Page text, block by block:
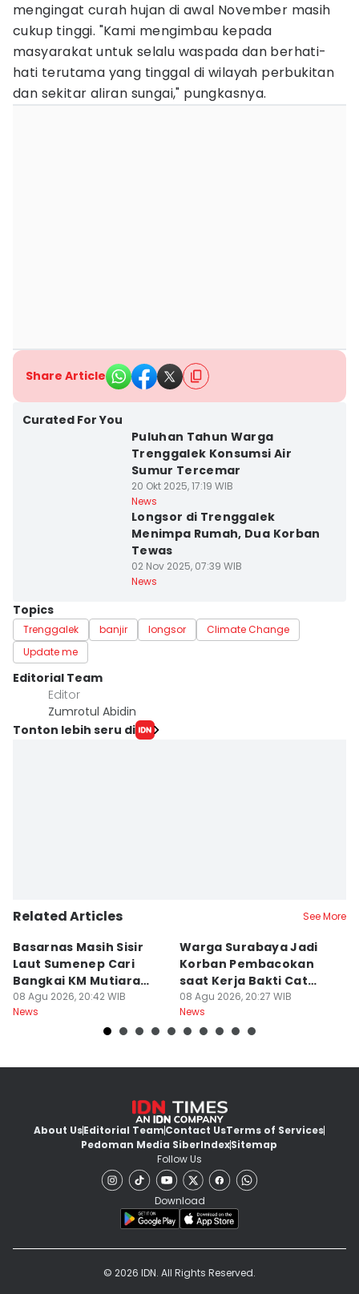
mengingat curah hujan di awal November masih
cukup tinggi. "Kami mengimbau kepada
masyarakat untuk selalu waspada dan berhati-
hati terutama yang tinggal di wilayah perbukitan
dan sekitar aliran sungai," pungkasnya.
Share Article
Curated For You
Puluhan Tahun Warga
Trenggalek Konsumsi Air
Sumur Tercemar
20 Okt 2025, 17:19 WIB
News
Longsor di Trenggalek
Menimpa Rumah, Dua Korban
Tewas
02 Nov 2025, 07:39 WIB
News
Topics
Trenggalek banjir longsor
Climate Change
Update me
Editorial Team
Editor
Zumrotul Abidin
Tonton lebih seru di
Related Articles See More
Basarnas Masih Sisir
Laut Sumenep Cari
Bangkai KM Mutiara
Sentosa II
08 Agu 2026, 20:42 WIB
News
Warga Surabaya Jadi
Korban Pembacokan
saat Kerja Bakti Cat
Gapura
08 Agu 2026, 20:27 WIB
News
About UsEditorial TeamContact UsTerms of Services
Pedoman Media SiberIndexSitemap
Follow Us
Download
© 2026 IDN. All Rights Reserved.